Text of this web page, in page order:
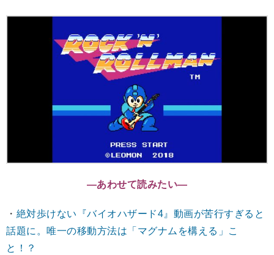
―あわせて読みたい―
・ 絶対歩けない『バイオハザード4』動画が苦行すぎると
話題に。唯一の移動方法は「マグナムを構える」こ
と！？